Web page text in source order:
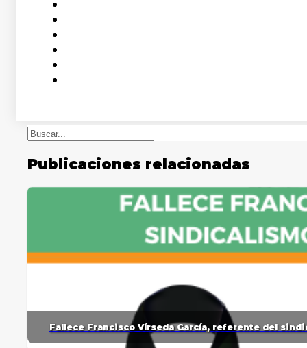
Buscar
Publicaciones relacionadas
Fallece Francisco Vírseda García, referente del